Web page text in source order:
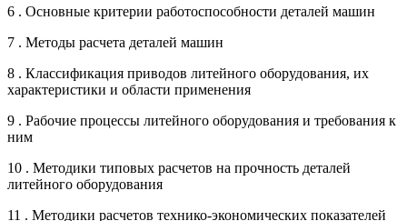
6 . Основные критерии работоспособности деталей машин
7 . Методы расчета деталей машин
8 . Классификация приводов литейного оборудования, их
характеристики и области применения
9 . Рабочие процессы литейного оборудования и требования к
ним
10 . Методики типовых расчетов на прочность деталей
литейного оборудования
11 . Методики расчетов технико-экономических показателей